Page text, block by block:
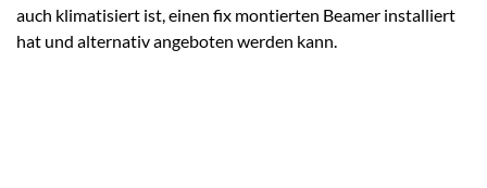
auch klimatisiert ist, einen fix montierten Beamer installiert
hat und alternativ angeboten werden kann.